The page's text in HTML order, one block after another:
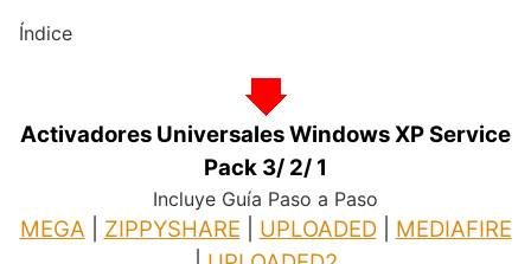
Índice
Activadores Universales Windows XP Service
Pack 3/ 2/ 1
Incluye Guía Paso a Paso
MEGA ZIPPYSHARE UPLOADED| MEDIAFIRE